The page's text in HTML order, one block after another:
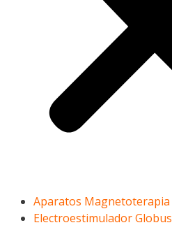
Aparatos Magnetoterapia
Electroestimulador Globus